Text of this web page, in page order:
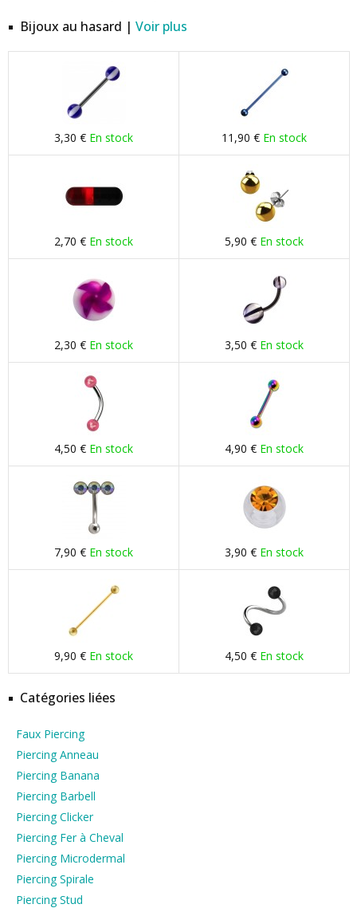
Bijoux au hasard | Voir plus
3,30 € En stock 11,90 € En stock
2,70 € En stock 5,90 € En stock
2,30 € En stock 3,50 € En stock
4,50 € En stock 4,90 € En stock
7,90 € En stock 3,90 € En stock
9,90 € En stock 4,50 € En stock
Catégories liées
Faux Piercing
Piercing Anneau
Piercing Banana
Piercing Barbell
Piercing Clicker
Piercing Fer à Cheval
Piercing Microdermal
Piercing Spirale
Piercing Stud